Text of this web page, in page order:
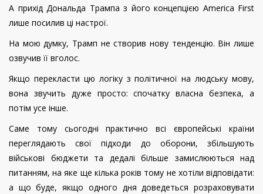
А прихід Дональда Трампа з його концепцією America First
лише посилив ці настрої.
На мою думку, Трамп не створив нову тенденцію. Він лише
озвучив її вголос.
Якщо перекласти цю логіку з політичної на людську мову,
вона звучить дуже просто: спочатку власна безпека, а
потім усе інше.
Саме тому сьогодні практично всі європейські країни
переглядають свої підходи до оборони, збільшують
військові бюджети та дедалі більше замислюються над
питанням, на яке ще кілька років тому не хотіли відповідати:
а що буде, якщо одного дня доведеться розраховувати